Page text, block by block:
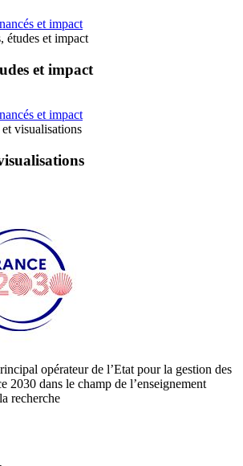
et impact
études et impact
et impact
et impact
visualisations
opérateur de l’Etat pour la gestion des
2030 dans le champ de l’enseignement
recherche